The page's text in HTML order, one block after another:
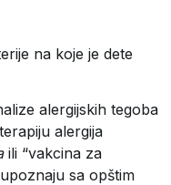
na koje je dete
alergijskih tegoba
alergija
ili “vakcina za
sa opštim